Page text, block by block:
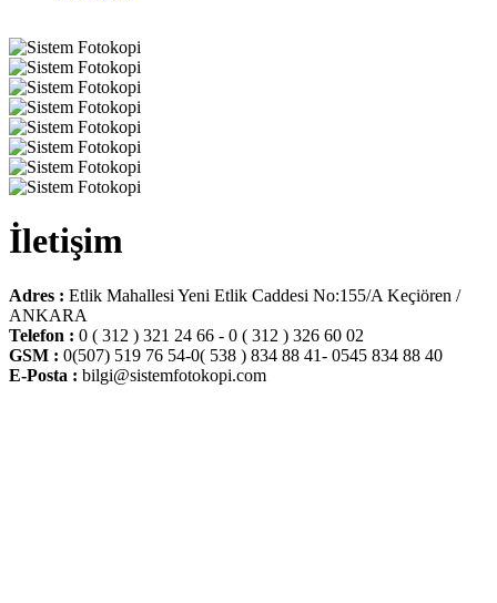
İletişim
Adres : Etlik Mahallesi Yeni Etlik Caddesi No:155/A Keçiören /
ANKARA
Telefon : 0 ( 312 ) 321 24 66 - 0 ( 312 ) 326 60 02
GSM : 0(507) 519 76 54-0( 538 ) 834 88 41- 0545 834 88 40
E-Posta : bilgi@sistemfotokopi.com